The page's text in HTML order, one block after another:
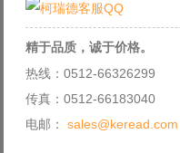
精于品质，诚于价格。
热线：0512-66326299
传真：0512-66183040
电邮： sales@keread.com